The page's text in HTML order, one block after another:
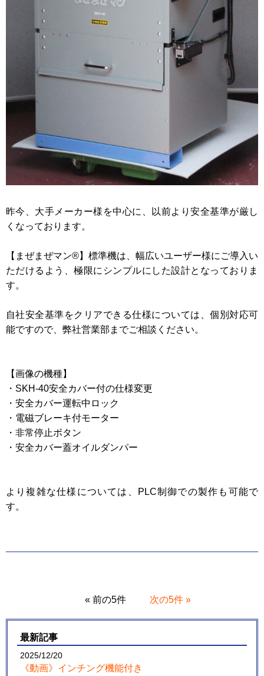
昨今、大手メーカー様を中心に、以前より安全基準が厳し
くなっております。
【まぜまぜマン®】標準機は、幅広いユーザー様にご導入い
ただけるよう、極限にシンプルにした設計となっておりま
す。
自社安全基準をクリアできる仕様については、個別対応可
能ですので、弊社営業部までご相談ください。
【画像の機種】
・SKH-40安全カバー付の仕様変更
・安全カバー運転中ロック
・電磁ブレーキ付モーター
・非常停止ボタン
・安全カバー蓋オイルダンパー
より複雑な仕様については、PLC制御での製作も可能で
す。
« 前の5件 次の5件 »
最新記事
2025/12/20
《動画》インチング機能付き